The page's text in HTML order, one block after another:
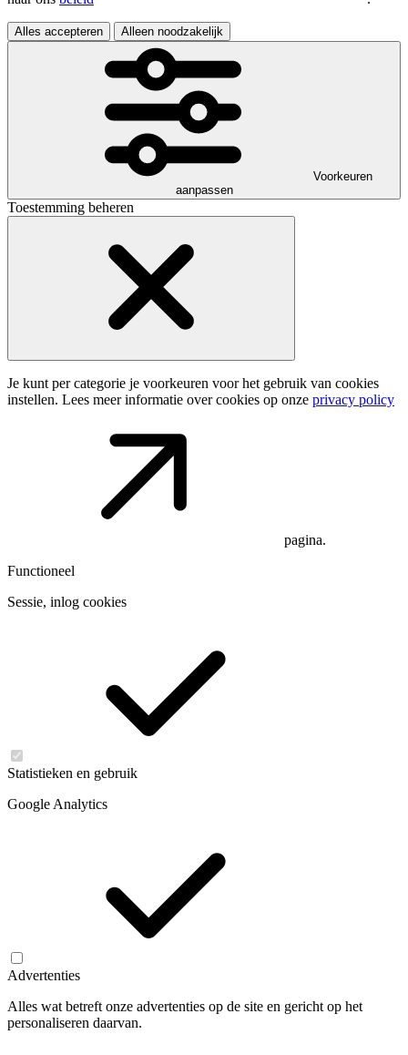
Alles accepteren Alleen noodzakelijk
Voorkeuren
aanpassen
Toestemming beheren
Je kunt per categorie je voorkeuren voor het gebruik van cookies
instellen. Lees meer informatie over cookies op onze privacy policy
pagina.
Functioneel
Sessie, inlog cookies
Statistieken en gebruik
Google Analytics
Advertenties
Alles wat betreft onze advertenties op de site en gericht op het
personaliseren daarvan.